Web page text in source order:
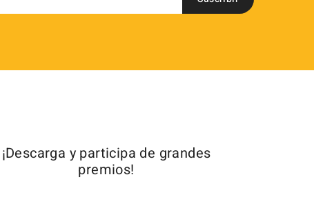
¡Descarga y participa de grandes
premios!